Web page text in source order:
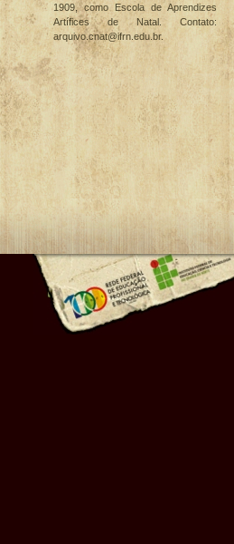
1909, como Escola de Aprendizes
Artífices de Natal. Contato:
arquivo.cnat@ifrn.edu.br.